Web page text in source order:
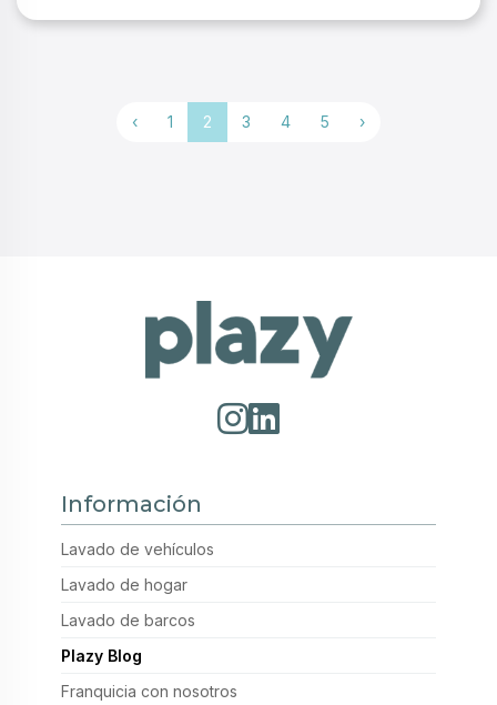
‹ 1 2 3 4 5 ›
Información
Lavado de vehículos
Lavado de hogar
Lavado de barcos
Plazy Blog
Franquicia con nosotros